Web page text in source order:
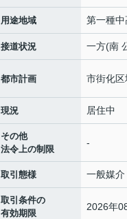
用途地域 第一種中
接道状況 一方(南
都市計画 市街化区
現況 居住中
その他
法令上の制限
-
取引態様 一般媒介
取引条件の
有効期限
2026年